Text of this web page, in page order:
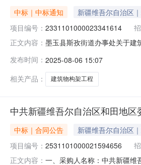
中标｜中标通知 新疆维吾尔自治区
项目编号： 2331101000023341614
正文内容： 墨玉县斯孜街道办事处关于
（元）:项目所在行政区划编
发布时间： 2025-08-06 15:07
相关产品：
建筑物构架工程
中共新疆维吾尔自治区和田地
中标｜合同公告 新疆维吾尔自治区
项目编号： 2531101000021594656
正文内容： 一、采购人名称：中共新疆维